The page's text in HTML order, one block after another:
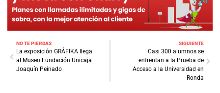
NO TE PIERDAS
La exposición GRÁFIKA llega
al Museo Fundación Unicaja
Joaquín Peinado
SIGUIENTE
Casi 300 alumnos se
enfrentan a la Prueba de
Acceso a la Universidad en
Ronda